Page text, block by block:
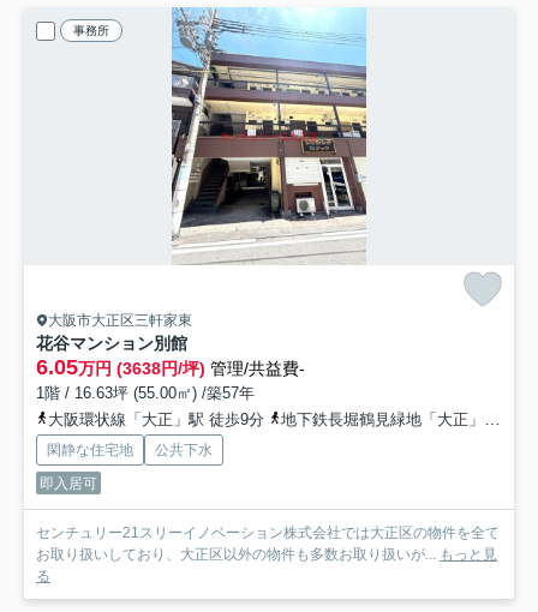
事務所
大阪市大正区三軒家東
花谷マンション別館
6.05万円 (3638円/坪) 管理/共益費-
1階 / 16.63坪 (55.00㎡) /築57年
大阪環状線「大正」駅 徒歩9分
地下鉄長堀鶴見緑地「大正」駅 徒歩9分
閑静な住宅地
公共下水
即入居可
センチュリー21スリーイノベーション株式会社では大正区の物件を全て
お取り扱いしており、大正区以外の物件も多数お取り扱いが... もっと見
る